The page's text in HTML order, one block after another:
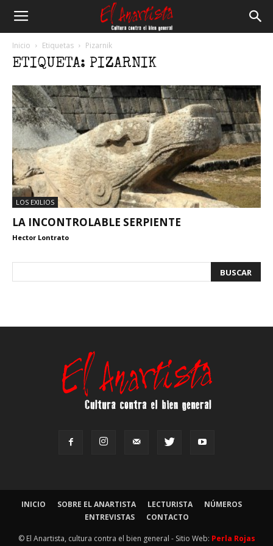
Inicio Etiquetas Pizarnik
ETIQUETA: PIZARNIK
LOS EXILIOS
LA INCONTROLABLE SERPIENTE
Hector Lontrato
INICIO SOBRE EL ANARTISTA LECTURISTA
NÚMEROS
ENTREVISTAS
CONTACTO
© El Anartista, cultura contra el bien general - Sitio Web: Perla Rojas